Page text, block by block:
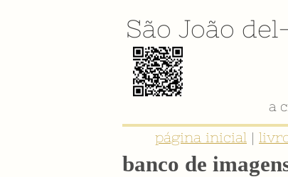
São João
página inicial |
banco de